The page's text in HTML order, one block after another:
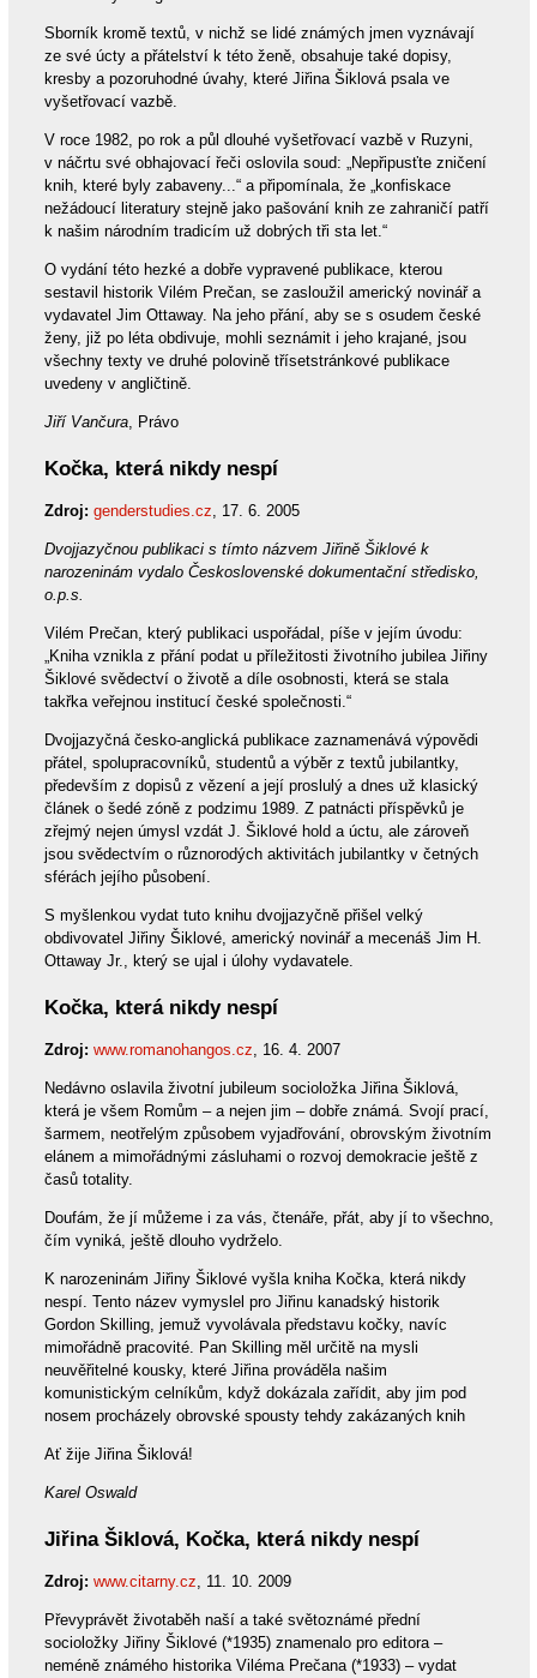
Sborník kromě textů, v nichž se lidé známých jmen vyznávají
ze své úcty a přátelství k této ženě, obsahuje také dopisy,
kresby a pozoruhodné úvahy, které Jiřina Šiklová psala ve
vyšetřovací vazbě.
V roce 1982, po rok a půl dlouhé vyšetřovací vazbě v Ruzyni,
v náčrtu své obhajovací řeči oslovila soud: „Nepřipusťte zničení
knih, které byly zabaveny...“ a připomínala, že „konfiskace
nežádoucí literatury stejně jako pašování knih ze zahraničí patří
k našim národním tradicím už dobrých tři sta let.“
O vydání této hezké a dobře vypravené publikace, kterou
sestavil historik Vilém Prečan, se zasloužil americký novinář a
vydavatel Jim Ottaway. Na jeho přání, aby se s osudem české
ženy, již po léta obdivuje, mohli seznámit i jeho krajané, jsou
všechny texty ve druhé polovině třísetstránkové publikace
uvedeny v angličtině.
Jiří Vančura, Právo
Kočka, která nikdy nespí
Zdroj: genderstudies.cz , 17. 6. 2005
Dvojjazyčnou publikaci s tímto názvem Jiřině Šiklové k
narozeninám vydalo Československé dokumentační středisko,
o.p.s.
Vilém Prečan, který publikaci uspořádal, píše v jejím úvodu:
„Kniha vznikla z přání podat u příležitosti životního jubilea Jiřiny
Šiklové svědectví o životě a díle osobnosti, která se stala
takřka veřejnou institucí české společnosti.“
Dvojjazyčná česko-anglická publikace zaznamenává výpovědi
přátel, spolupracovníků, studentů a výběr z textů jubilantky,
především z dopisů z vězení a její proslulý a dnes už klasický
článek o šedé zóně z podzimu 1989. Z patnácti příspěvků je
zřejmý nejen úmysl vzdát J. Šiklové hold a úctu, ale zároveň
jsou svědectvím o různorodých aktivitách jubilantky v četných
sférách jejího působení.
S myšlenkou vydat tuto knihu dvojjazyčně přišel velký
obdivovatel Jiřiny Šiklové, americký novinář a mecenáš Jim H.
Ottaway Jr., který se ujal i úlohy vydavatele.
Kočka, která nikdy nespí
Zdroj: www.romanohangos.cz , 16. 4. 2007
Nedávno oslavila životní jubileum socioložka Jiřina Šiklová,
která je všem Romům – a nejen jim – dobře známá. Svojí prací,
šarmem, neotřelým způsobem vyjadřování, obrovským životním
elánem a mimořádnými zásluhami o rozvoj demokracie ještě z
časů totality.
Doufám, že jí můžeme i za vás, čtenáře, přát, aby jí to všechno,
čím vyniká, ještě dlouho vydrželo.
K narozeninám Jiřiny Šiklové vyšla kniha Kočka, která nikdy
nespí. Tento název vymyslel pro Jiřinu kanadský historik
Gordon Skilling, jemuž vyvolávala představu kočky, navíc
mimořádně pracovité. Pan Skilling měl určitě na mysli
neuvěřitelné kousky, které Jiřina prováděla našim
komunistickým celníkům, když dokázala zařídit, aby jim pod
nosem procházely obrovské spousty tehdy zakázaných knih
Ať žije Jiřina Šiklová!
Karel Oswald
Jiřina Šiklová, Kočka, která nikdy nespí
Zdroj: www.citarny.cz , 11. 10. 2009
Převyprávět životaběh naší a také světoznámé přední
socioložky Jiřiny Šiklové (*1935) znamenalo pro editora –
neméně známého historika Viléma Prečana (*1933) – vydat